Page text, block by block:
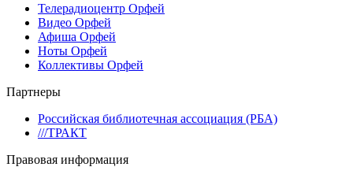
Телерадиоцентр Орфей
Видео Орфей
Афиша Орфей
Ноты Орфей
Коллективы Орфей
Партнеры
Российская библиотечная ассоциация (РБА)
///ТРАКТ
Правовая информация